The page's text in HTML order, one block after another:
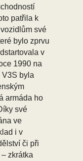
patřila k
své
bylo zprvu
v
1990 na
V3S byla
armáda ho
své
ve
i v
či při
zkrátka